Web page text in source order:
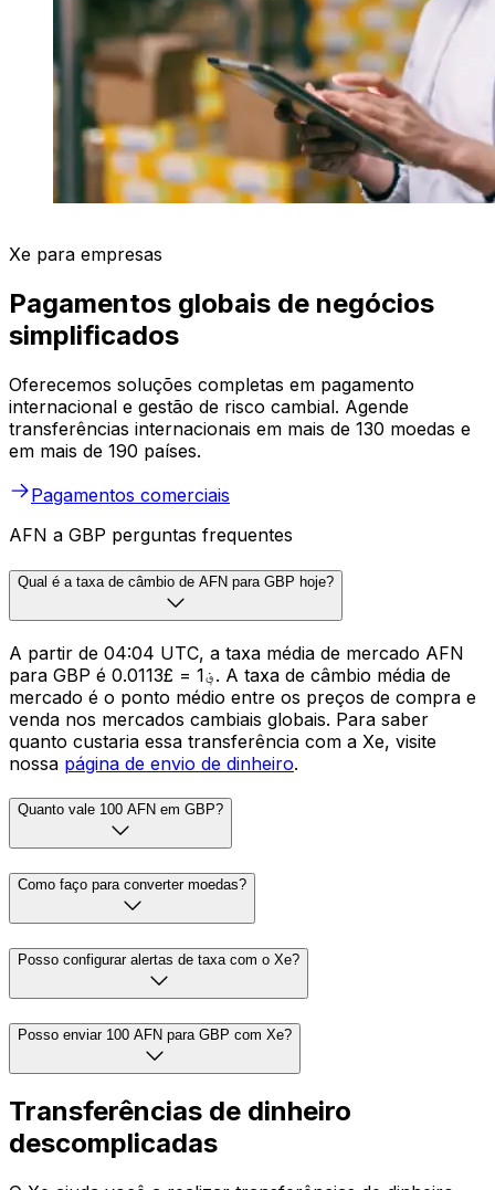
Xe para empresas
Pagamentos globais de negócios
simplificados
Oferecemos soluções completas em pagamento
internacional e gestão de risco cambial. Agende
transferências internacionais em mais de 130 moedas e
em mais de 190 países.
Pagamentos comerciais
AFN a GBP perguntas frequentes
Qual é a taxa de câmbio de AFN para GBP hoje?
A partir de 04:04 UTC, a taxa média de mercado AFN
para GBP é ؋1 = £0.0113. A taxa de câmbio média de
mercado é o ponto médio entre os preços de compra e
venda nos mercados cambiais globais. Para saber
quanto custaria essa transferência com a Xe, visite
nossa página de envio de dinheiro.
Quanto vale 100 AFN em GBP?
Como faço para converter moedas?
Posso configurar alertas de taxa com o Xe?
Posso enviar 100 AFN para GBP com Xe?
Transferências de dinheiro
descomplicadas